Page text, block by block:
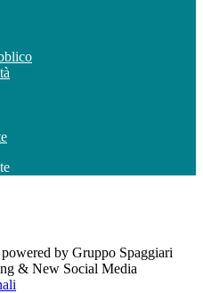
by Gruppo Spaggiari
& New Social Media